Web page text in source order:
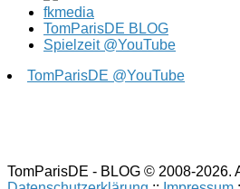
fkmedia
TomParisDE BLOG
Spielzeit @YouTube
TomParisDE @YouTube
TomParisDE - BLOG © 2008-2026.